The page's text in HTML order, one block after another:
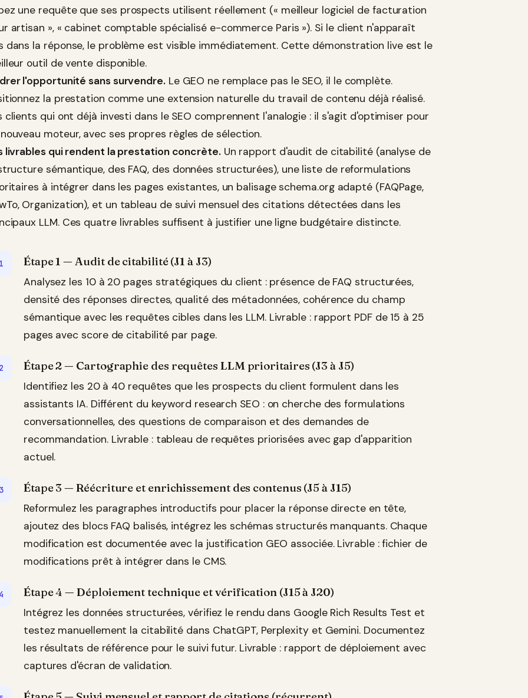
une requête que ses prospects utilisent réellement (« meilleur logiciel de facturation
artisan », « cabinet comptable spécialisé e-commerce Paris »). Si le client n'apparaît
dans la réponse, le problème est visible immédiatement. Cette démonstration live est le
outil de vente disponible.
l'opportunité sans survendre.Le GEO ne remplace pas le SEO, il le complète.
la prestation comme une extension naturelle du travail de contenu déjà réalisé.
clients qui ont déjà investi dans le SEO comprennent l'analogie : il s'agit d'optimiser pour
moteur, avec ses propres règles de sélection.
livrables qui rendent la prestation concrète.Un rapport d'audit de citabilité (analyse de
sémantique, des FAQ, des données structurées), une liste de reformulations
à intégrer dans les pages existantes, un balisage schema.org adapté (FAQPage,
Organization), et un tableau de suivi mensuel des citations détectées dans les
LLM. Ces quatre livrables suffisent à justifier une ligne budgétaire distincte.
Étape 1 — Audit de citabilité (J1 à J3)
Analysez les 10 à 20 pages stratégiques du client : présence de FAQ structurées,
densité des réponses directes, qualité des métadonnées, cohérence du champ
sémantique avec les requêtes cibles dans les LLM. Livrable : rapport PDF de 15 à 25
pages avec score de citabilité par page.
Étape 2 — Cartographie des requêtes LLM prioritaires (J3 à J5)
Identifiez les 20 à 40 requêtes que les prospects du client formulent dans les
assistants IA. Différent du keyword research SEO : on cherche des formulations
conversationnelles, des questions de comparaison et des demandes de
recommandation. Livrable : tableau de requêtes priorisées avec gap d'apparition
actuel.
Étape 3 — Réécriture et enrichissement des contenus (J5 à J15)
Reformulez les paragraphes introductifs pour placer la réponse directe en tête,
ajoutez des blocs FAQ balisés, intégrez les schémas structurés manquants. Chaque
modification est documentée avec la justification GEO associée. Livrable : fichier de
modifications prêt à intégrer dans le CMS.
Étape 4 — Déploiement technique et vérification (J15 à J20)
Intégrez les données structurées, vérifiez le rendu dans Google Rich Results Test et
testez manuellement la citabilité dans ChatGPT, Perplexity et Gemini. Documentez
les résultats de référence pour le suivi futur. Livrable : rapport de déploiement avec
captures d'écran de validation.